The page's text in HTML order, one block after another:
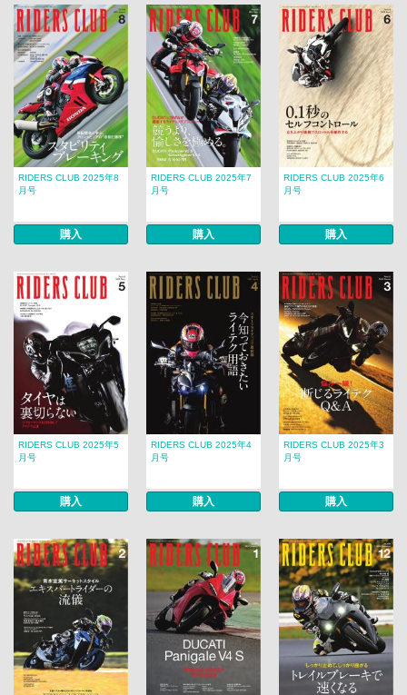
RIDERS CLUB 2025年8
月号
購入
RIDERS CLUB 2025年7
月号
購入
RIDERS CLUB 2025年6
月号
購入
RIDERS CLUB 2025年5
月号
購入
RIDERS CLUB 2025年4
月号
購入
RIDERS CLUB 2025年3
月号
購入